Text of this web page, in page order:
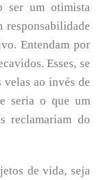
ser um otimista
responsabilidade
Entendam por
Esses, se
velas ao invés de
seria o que um
reclamariam do
de vida, seja